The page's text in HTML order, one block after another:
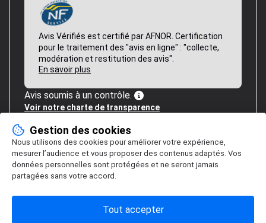
Avis Vérifiés est certifié par AFNOR. Certification
pour le traitement des "avis en ligne" : "collecte,
modération et restitution des avis".
En savoir plus
Avis soumis à un contrôle.
Voir notre charte de transparence
Gestion des cookies
Nous utilisons des cookies pour améliorer votre expérience,
mesurer l’audience et vous proposer des contenus adaptés. Vos
données personnelles sont protégées et ne seront jamais
partagées sans votre accord.
Tout accepter